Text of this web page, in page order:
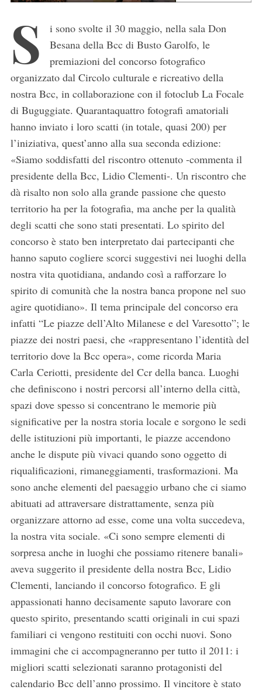
S
i sono svolte il 30 maggio, nella sala Don
Besana della Bcc di Busto Garolfo, le
premiazioni del concorso fotografico
organizzato dal Circolo culturale e ricreativo della
nostra Bcc, in collaborazione con il fotoclub La Focale
di Buguggiate. Quarantaquattro fotografi amatoriali
hanno inviato i loro scatti (in totale, quasi 200) per
l’iniziativa, quest’anno alla sua seconda edizione:
«Siamo soddisfatti del riscontro ottenuto -commenta il
presidente della Bcc, Lidio Clementi-. Un riscontro che
dà risalto non solo alla grande passione che questo
territorio ha per la fotografia, ma anche per la qualità
degli scatti che sono stati presentati. Lo spirito del
concorso è stato ben interpretato dai partecipanti che
hanno saputo cogliere scorci suggestivi nei luoghi della
nostra vita quotidiana, andando così a rafforzare lo
spirito di comunità che la nostra banca propone nel suo
agire quotidiano». Il tema principale del concorso era
infatti “Le piazze dell’Alto Milanese e del Varesotto”; le
piazze dei nostri paesi, che «rappresentano l’identità del
territorio dove la Bcc opera», come ricorda Maria
Carla Ceriotti, presidente del Ccr della banca. Luoghi
che definiscono i nostri percorsi all’interno della città,
spazi dove spesso si concentrano le memorie più
significative per la nostra storia locale e sorgono le sedi
delle istituzioni più importanti, le piazze accendono
anche le dispute più vivaci quando sono oggetto di
riqualificazioni, rimaneggiamenti, trasformazioni. Ma
sono anche elementi del paesaggio urbano che ci siamo
abituati ad attraversare distrattamente, senza più
organizzare attorno ad esse, come una volta succedeva,
la nostra vita sociale. «Ci sono sempre elementi di
sorpresa anche in luoghi che possiamo ritenere banali»
aveva suggerito il presidente della nostra Bcc, Lidio
Clementi, lanciando il concorso fotografico. E gli
appassionati hanno decisamente saputo lavorare con
questo spirito, presentando scatti originali in cui spazi
familiari ci vengono restituiti con occhi nuovi. Sono
immagini che ci accompagneranno per tutto il 2011: i
migliori scatti selezionati saranno protagonisti del
calendario Bcc dell’anno prossimo. Il vincitore è stato